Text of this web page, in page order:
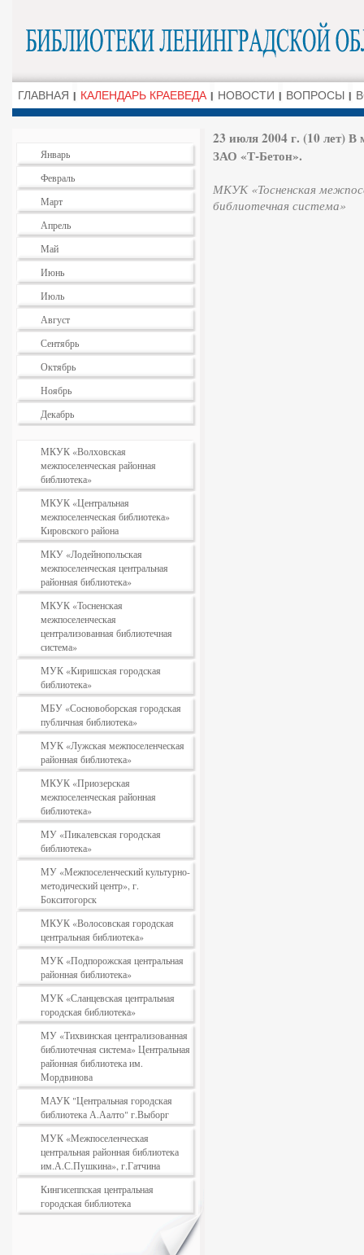
ГЛАВНАЯ КАЛЕНДАРЬ КРАЕВЕДА НОВОСТИ ВОПРОСЫ
Январь
Февраль
Март
Апрель
Май
Июнь
Июль
Август
Сентябрь
Октябрь
Ноябрь
Декабрь
МКУК «Волховская
межпоселенческая районная
библиотека»
МКУК «Центральная
межпоселенческая библиотека»
Кировского района
МКУ «Лодейнопольская
межпоселенческая центральная
районная библиотека»
МКУК «Тосненская
межпоселенческая
централизованная библиотечная
система»
МУК «Киришская городская
библиотека»
МБУ «Сосновоборская городская
публичная библиотека»
МУК «Лужская межпоселенческая
районная библиотека»
МКУК «Приозерская
межпоселенческая районная
библиотека»
МУ «Пикалевская городская
библиотека»
МУ «Межпоселенческий культурно-
методический центр», г.
Бокситогорск
МКУК «Волосовская городская
центральная библиотека»
МУК «Подпорожская центральная
районная библиотека»
МУК «Сланцевская центральная
городская библиотека»
МУ «Тихвинская централизованная
библиотечная система» Центральная
районная библиотека им.
Мордвинова
МАУК "Центральная городская
библиотека А.Аалто" г.Выборг
МУК «Межпоселенческая
центральная районная библиотека
им.А.С.Пушкина», г.Гатчина
Кингисеппская центральная
городская библиотека
23 июля 2004 г. (10 лет) В
ЗАО «Т-Бетон».
МКУК «Тосненская
библиотечная система»